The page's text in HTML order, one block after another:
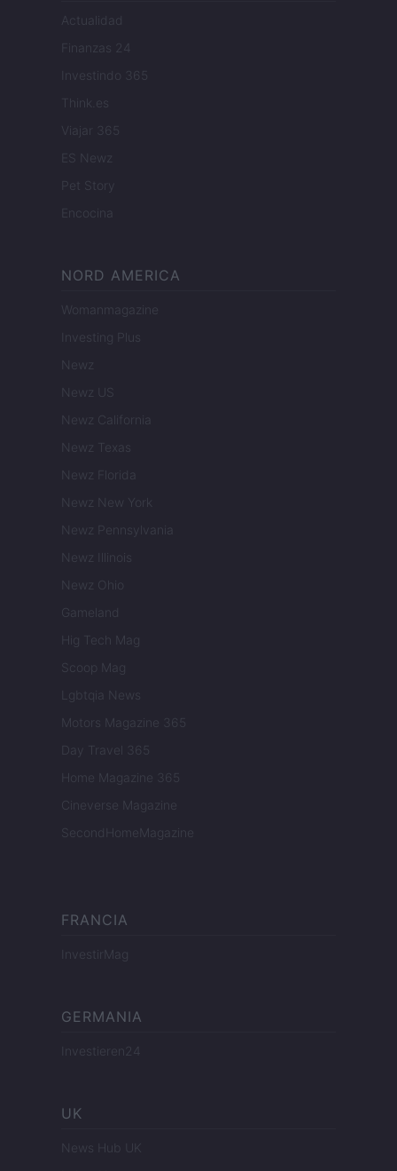
Actualidad
Finanzas 24
Investindo 365
Think.es
Viajar 365
ES Newz
Pet Story
Encocina
NORD AMERICA
Womanmagazine
Investing Plus
Newz
Newz US
Newz California
Newz Texas
Newz Florida
Newz New York
Newz Pennsylvania
Newz Illinois
Newz Ohio
Gameland
Hig Tech Mag
Scoop Mag
Lgbtqia News
Motors Magazine 365
Day Travel 365
Home Magazine 365
Cineverse Magazine
SecondHomeMagazine
FRANCIA
InvestirMag
GERMANIA
Investieren24
UK
News Hub UK